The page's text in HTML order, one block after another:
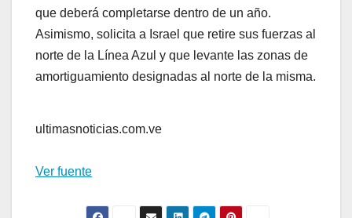
que deberá completarse dentro de un año.
Asimismo, solicita a Israel que retire sus fuerzas al
norte de la Línea Azul y que levante las zonas de
amortiguamiento designadas al norte de la misma.
ultimasnoticias.com.ve
Ver fuente